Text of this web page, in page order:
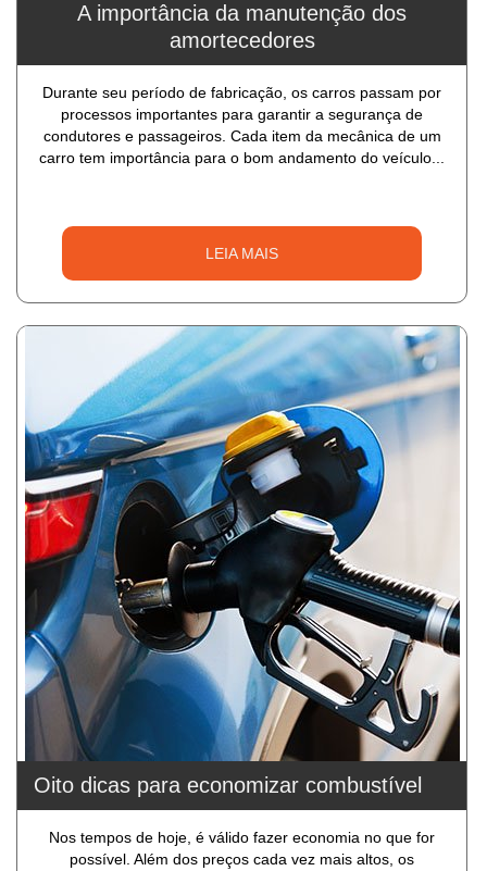
A importância da manutenção dos
amortecedores
Durante seu período de fabricação, os carros passam por
processos importantes para garantir a segurança de
condutores e passageiros. Cada item da mecânica de um
carro tem importância para o bom andamento do veículo...
LEIA MAIS
Oito dicas para economizar combustível
Nos tempos de hoje, é válido fazer economia no que for
possível. Além dos preços cada vez mais altos, os